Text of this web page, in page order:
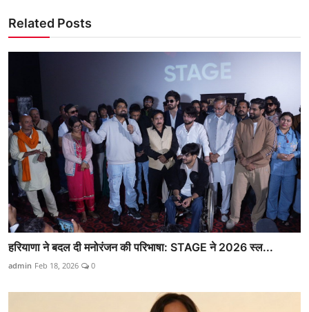
Related Posts
हरियाणा ने बदल दी मनोरंजन की परिभाषा: STAGE ने 2026 स्ल...
admin Feb 18, 2026 0